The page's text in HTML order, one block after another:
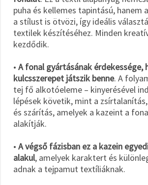
puha és kellemes tapintású, hanem
a stílust is ötvözi, így ideális
textilek készítéséhez. Minden
kezdődik.
• A fonal gyártásának érdekessége,
kulcsszerepet játszik benne. A
tej fő alkotóeleme – kinyerésével
lépések követik, mint a
és szárítás, amelyek a kazeint a
alakítják.
• A végső fázisban ez a kazein
alakul, amelyek karaktert és
adnak a tejpamut textíliáknak.